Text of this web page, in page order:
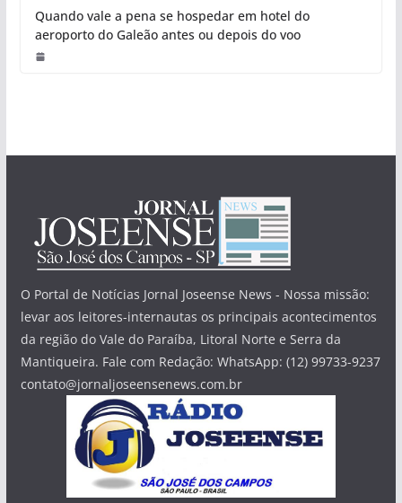
Quando vale a pena se hospedar em hotel do
aeroporto do Galeão antes ou depois do voo
O Portal de Notícias Jornal Joseense News - Nossa missão:
levar aos leitores-internautas os principais acontecimentos
da região do Vale do Paraíba, Litoral Norte e Serra da
Mantiqueira. Fale com Redação: WhatsApp: (12) 99733-9237
contato@jornaljoseensenews.com.br